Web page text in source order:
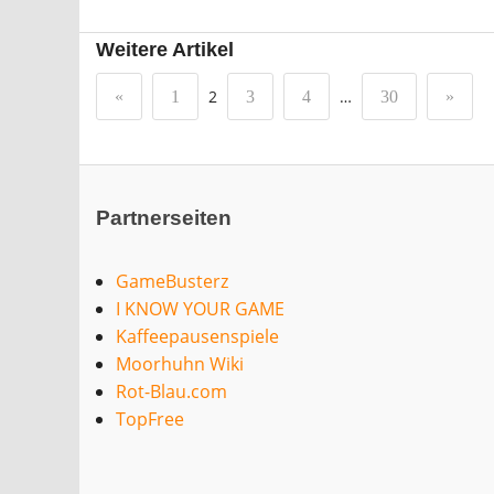
Weitere Artikel
« 1 2 3 4 … 30 »
Partnerseiten
GameBusterz
I KNOW YOUR GAME
Kaffeepausenspiele
Moorhuhn Wiki
Rot-Blau.com
TopFree